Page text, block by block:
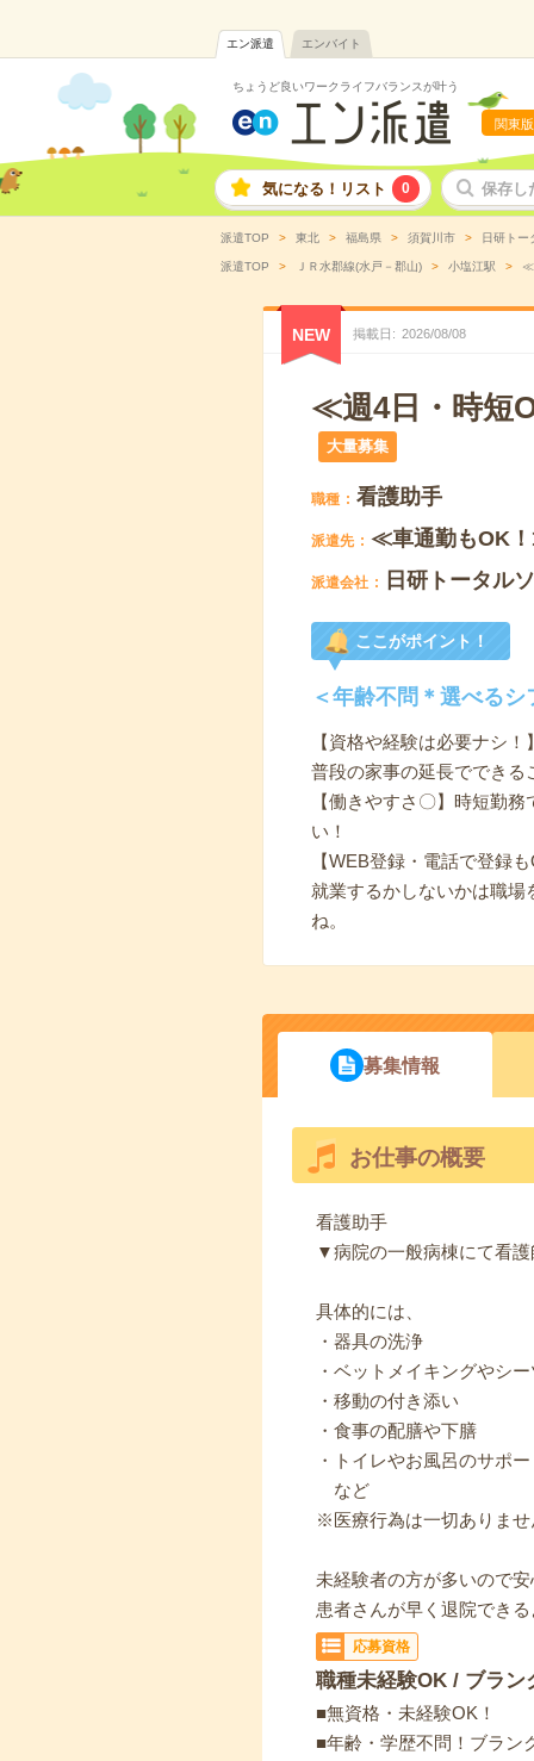
エン派遣 エンバイト
ちょうど良いワークライフバランスが叶う
関東版
気になる！リスト 0 保存し
派遣TOP 東北 福島県 須賀川市 日研ト
派遣TOP ＪＲ水郡線(水戸－郡山) 小塩江駅 ≪
NEW 掲載日 2026/08/08
≪週4日・時短
大量募集
職種 看護助手
派遣先 ≪車通勤もOK！
派遣会社 日研トータル
ここがポイント！
＜年齢不問＊選べる
【資格や経験は必要ナシ
普段の家事の延長でできる
【働きやすさ〇】時短勤
い！
【WEB登録・電話で登録
就業するかしないかは職場
ね。
募集情報
お仕事の概要
看護助手
▼病院の一般病棟にて看
具体的には、
・器具の洗浄
・ベットメイキングやシ
・移動の付き添い
・食事の配膳や下膳
・トイレやお風呂のサポー
など
※医療行為は一切ありませ
未経験者の方が多いので
患者さんが早く退院でき
応募資格
職種未経験OK / ブラン
■無資格・未経験OK！
■年齢・学歴不問！ブラン